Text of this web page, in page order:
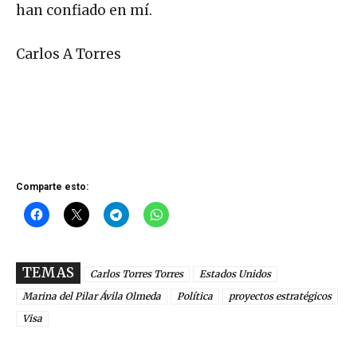
han confiado en mí.
Carlos A Torres
Comparte esto:
TEMAS Carlos Torres Torres
Estados Unidos
Marina del Pilar Ávila Olmeda
Política
proyectos estratégicos
Visa